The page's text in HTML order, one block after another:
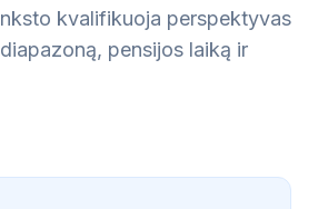
kvalifikuoja perspektyvas
pensijos laiką ir